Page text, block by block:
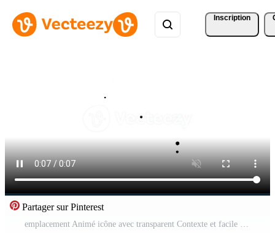
Inscription
Partager sur Pinterest
emplacement Animé icône avec transparent Contexte et facile à utilisation Vidéo Gratuite